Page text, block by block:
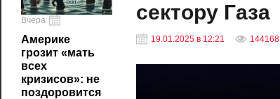
Вчера
Америке
грозит «мать
всех
кризисов»: не
поздоровится
сектору Газа
19.01.2025 в 12:21 144168